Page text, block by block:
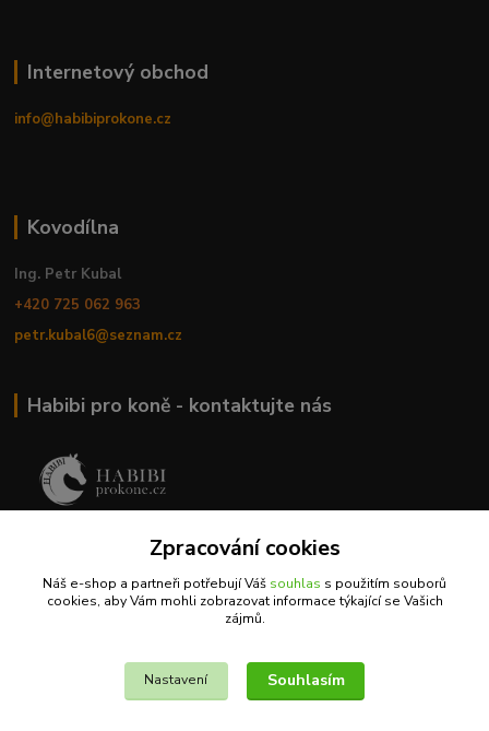
Internetový obchod
info@habibiprokone.cz
Kovodílna
Ing. Petr Kubal
+420 725 062 963
petr.kubal6@seznam.cz
Habibi pro koně - kontaktujte nás
MVDr. Romana Babáková
+420 733 326 168
info@habibiprokone.cz
Zpracování cookies
Náš e-shop a partneři potřebují Váš souhlas s použitím souborů
cookies, aby Vám mohli zobrazovat informace týkající se Vašich
zájmů.
Nastavení Souhlasím